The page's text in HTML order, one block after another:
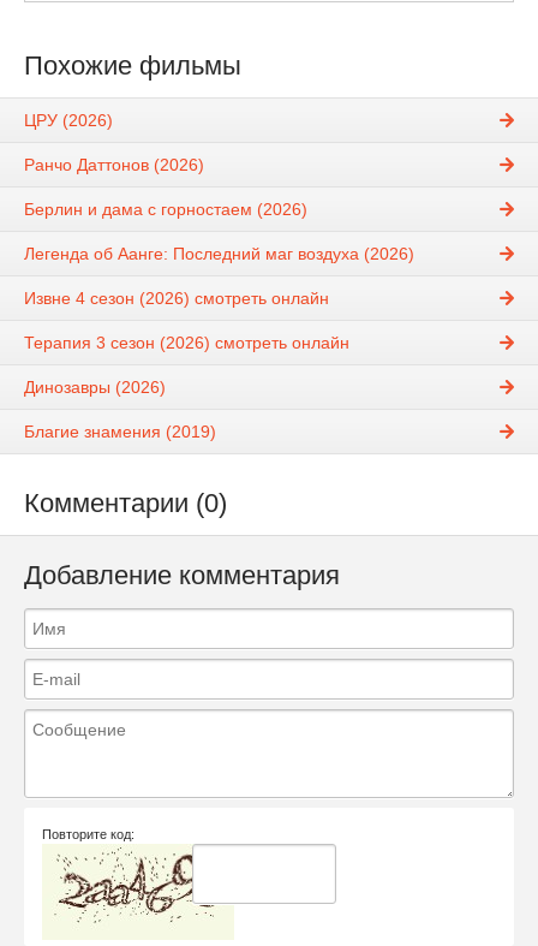
Похожие фильмы
ЦРУ (2026)
Ранчо Даттонов (2026)
Берлин и дама с горностаем (2026)
Легенда об Аанге: Последний маг воздуха (2026)
Извне 4 сезон (2026) смотреть онлайн
Терапия 3 сезон (2026) смотреть онлайн
Динозавры (2026)
Благие знамения (2019)
Комментарии (0)
Добавление комментария
Повторите код: